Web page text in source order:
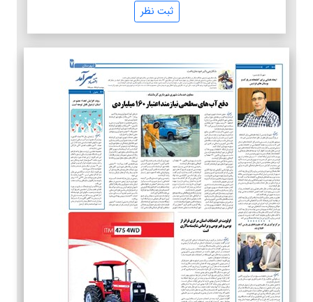
ثبت نظر